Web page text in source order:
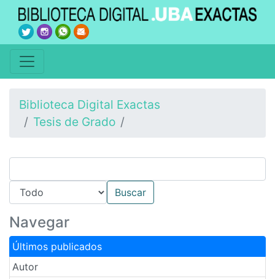
Biblioteca Digital Exactas
Tesis de Grado
Navegar
Últimos publicados
Autor